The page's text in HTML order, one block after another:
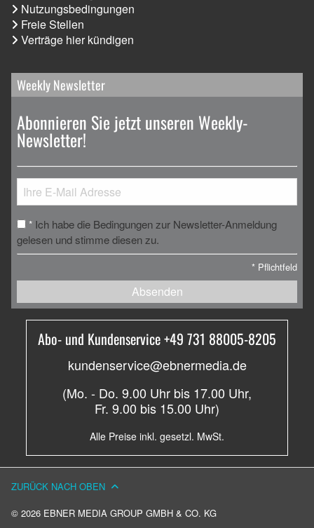
Nutzungsbedingungen
Freie Stellen
Verträge hier kündigen
Weekly Newsletter
Abonnieren Sie jetzt unseren Weekly-
Newsletter!
* Ich habe die Bedingungen zur Newsletter-Anmeldung
gelesen und stimme diesen zu.
* Pflichtfeld
Absenden
Abo- und Kundenservice +49 731 88005-8205
kundenservice@ebnermedia.de
(Mo. - Do. 9.00 Uhr bis 17.00 Uhr,
Fr. 9.00 bis 15.00 Uhr)
Alle Preise inkl. gesetzl. MwSt.
© 2026 EBNER MEDIA GROUP GMBH & CO. KG
ZURÜCK NACH OBEN